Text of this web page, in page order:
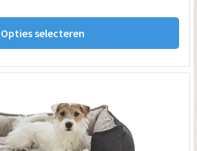
€ 129.00
Opties selecteren
Dit